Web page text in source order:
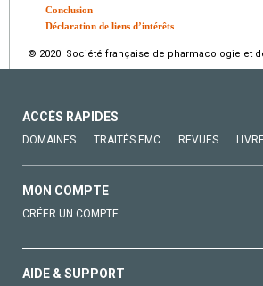
Conclusion
Déclaration de liens d’intérêts
© 2020 Société française de pharmacologie et
ACCÈS RAPIDES
DOMAINES TRAITÉS EMC REVUES
MON COMPTE
CRÉER UN COMPTE
AIDE & SUPPORT